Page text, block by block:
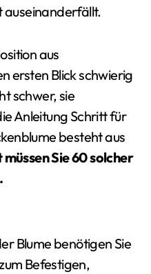
auseinanderfällt.
aus
ersten Blick schwierig
schwer, sie
Anleitung Schritt für
besteht aus
Sie 60 solcher
Blume benötigen Sie
Befestigen,